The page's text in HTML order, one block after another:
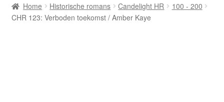
Afrekenen
Home Historische romans Candelight HR
100 - 200
CHR 123: Verboden toekomst / Amber Kaye